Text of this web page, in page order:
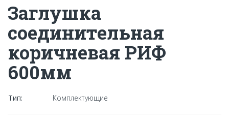
Заглушка
соединительная
коричневая РИФ
600мм
Тип: Комплектующие